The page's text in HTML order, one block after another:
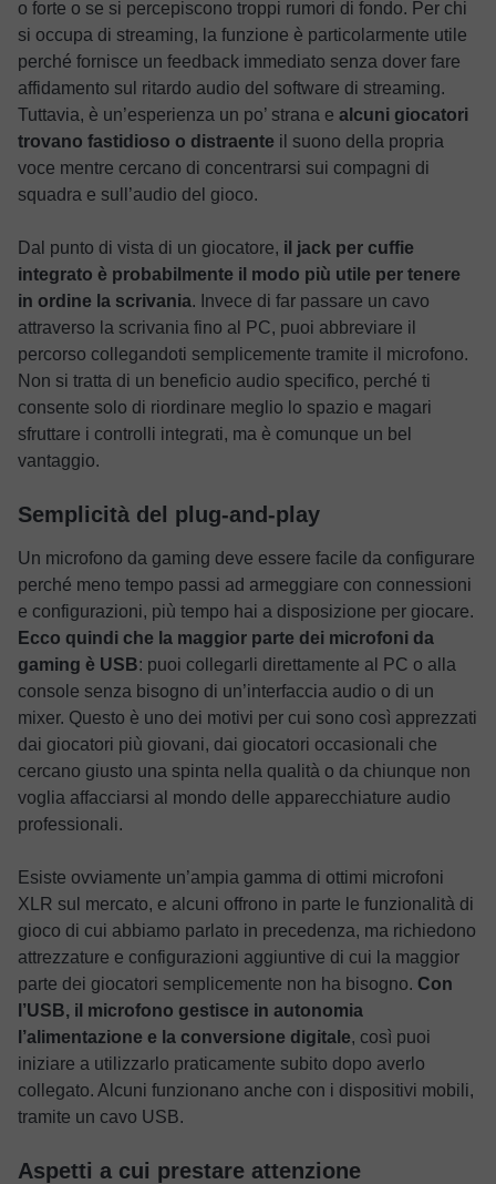
o forte o se si percepiscono troppi rumori di fondo. Per chi
si occupa di streaming, la funzione è particolarmente utile
perché fornisce un feedback immediato senza dover fare
affidamento sul ritardo audio del software di streaming.
Tuttavia, è un’esperienza un po’ strana e alcuni giocatori
trovano fastidioso o distraente il suono della propria
voce mentre cercano di concentrarsi sui compagni di
squadra e sull’audio del gioco.
Dal punto di vista di un giocatore, il jack per cuffie
integrato è probabilmente il modo più utile per tenere
in ordine la scrivania. Invece di far passare un cavo
attraverso la scrivania fino al PC, puoi abbreviare il
percorso collegandoti semplicemente tramite il microfono.
Non si tratta di un beneficio audio specifico, perché ti
consente solo di riordinare meglio lo spazio e magari
sfruttare i controlli integrati, ma è comunque un bel
vantaggio.
Semplicità del plug-and-play
Un microfono da gaming deve essere facile da configurare
perché meno tempo passi ad armeggiare con connessioni
e configurazioni, più tempo hai a disposizione per giocare.
Ecco quindi che la maggior parte dei microfoni da
gaming è USB: puoi collegarli direttamente al PC o alla
console senza bisogno di un’interfaccia audio o di un
mixer. Questo è uno dei motivi per cui sono così apprezzati
dai giocatori più giovani, dai giocatori occasionali che
cercano giusto una spinta nella qualità o da chiunque non
voglia affacciarsi al mondo delle apparecchiature audio
professionali.
Esiste ovviamente un’ampia gamma di ottimi microfoni
XLR sul mercato, e alcuni offrono in parte le funzionalità di
gioco di cui abbiamo parlato in precedenza, ma richiedono
attrezzature e configurazioni aggiuntive di cui la maggior
parte dei giocatori semplicemente non ha bisogno. Con
l’USB, il microfono gestisce in autonomia
l’alimentazione e la conversione digitale, così puoi
iniziare a utilizzarlo praticamente subito dopo averlo
collegato. Alcuni funzionano anche con i dispositivi mobili,
tramite un cavo USB.
Aspetti a cui prestare attenzione